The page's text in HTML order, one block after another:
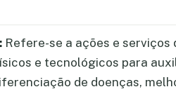
Refere-se a ações e serviços
e tecnológicos para
de doenças,